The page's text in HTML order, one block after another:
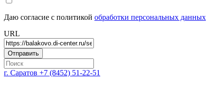
Даю согласие с политикой обработки персональных данных
URL
г. Саратов +7 (8452) 51-22-51